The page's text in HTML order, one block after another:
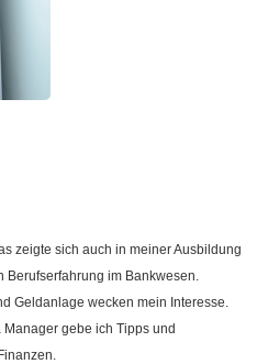
zeigte sich auch in meiner Ausbildung
Berufserfahrung im Bankwesen.
Geldanlage wecken mein Interesse.
gebe ich Tipps und